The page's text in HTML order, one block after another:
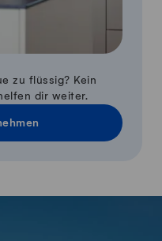
zu flüssig? Kein
dir weiter.